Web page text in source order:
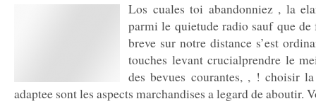
Los cuales toi abandonniez , la
parmi le quietude radio sauf que
breve sur notre distance s’est
touches levant crucialprendre le
des bevues courantes, , ! choisir
adaptee sont les aspects marchandises a legard de aboutir.